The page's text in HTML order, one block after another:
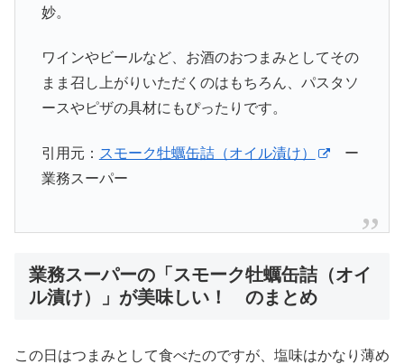
妙。
ワインやビールなど、お酒のおつまみとしてその
まま召し上がりいただくのはもちろん、パスタソ
ースやピザの具材にもぴったりです。
引用元： スモーク牡蠣缶詰（オイル漬け）
ー
業務スーパー
業務スーパーの「スモーク牡蠣缶詰（オイ
ル漬け）」が美味しい！ のまとめ
この日はつまみとして食べたのですが、塩味はかなり薄め